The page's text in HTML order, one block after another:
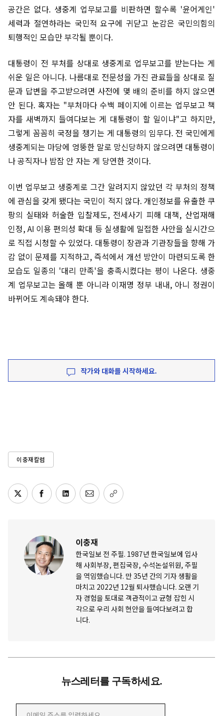
공간은 없다. 생중계 업무보고를 비판하면 할수록 '윤어게인'
세력과 절연하라는 국민적 요구에 귀닫고 눈감은 국민의힘의
퇴행적인 모습만 부각될 뿐이다.
대통령이 전 부처를 상대로 생중계로 업무보고를 받는다는 게
쉬운 일은 아니다. 나름대로 전문성을 가진 관료들을 상대로 질
문과 답변을 주고받으려면 사전에 몇 배의 준비를 하지 않으면
안 된다. 혹자는 "부처마다 수백 페이지에 이르는 업무보고 책
자를 새벽까지 들여다보는 게 대통령이 할 일이냐"고 하지만,
그렇게 꼼꼼히 국정을 챙기는 게 대통령의 임무다. 전 국민에게
생중계되는 마당에 엉뚱한 말로 망신당하지 않으려면 대통령이
나 공직자나 밤잠 안 자는 게 당연한 것이다.
이번 업무보고 생중계로 그간 알려지지 않았던 각 부처의 정책
에 관심을 갖게 됐다는 국민이 적지 않다. 개인정보를 유출한 쿠
팡의 실태와 허술한 입찰제도, 전세사기 피해 대책, 산업재해
인정, AI 이용 편의성 확대 등 실생활에 밀접한 사안을 실시간으
로 직접 시청할 수 있었다. 대통령이 장관과 기관장들을 향해 가
감 없이 문제를 지적하고, 즉석에서 개선 방안이 마련되도록 한
모습도 일종의 '대리 만족'을 충족시켰다는 평이 나온다. 생중
계 업무보고는 올해 뿐 아니라 이재명 정부 내내, 아니 정권이
바뀌어도 계속돼야 한다.
작가와 대화를 시작하세요.
이충재칼럼
이충재
한국일보 전 주필. 1987년 한국일보에 입사
해 사회부장, 편집국장, 수석논설위원, 주필
을 역임했습니다. 만 35년 간의 기자 생활을
마치고 2022년 12월 퇴사했습니다. 오랜 기
자 경험을 토대로 객관적이고 균형 잡힌 시
각으로 우리 사회 현안을 들여다보려고 합
니다.
뉴스레터를 구독하세요.